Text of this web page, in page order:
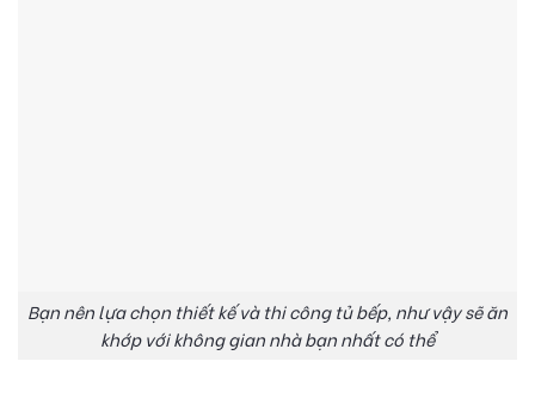
Bạn nên lựa chọn thiết kế và thi công tủ bếp, như vậy sẽ ăn
khớp với không gian nhà bạn nhất có thể